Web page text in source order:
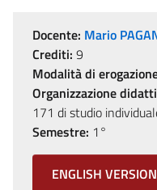
Docente: Mario
Crediti: 9
Modalità di
Organizzazione
171 di studio
Semestre: 1°
ENGLISH VERSION